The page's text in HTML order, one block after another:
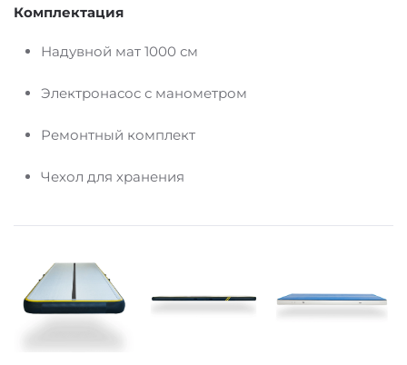
Комплектация
Надувной мат 1000 см
Электронасос с манометром
Ремонтный комплект
Чехол для хранения